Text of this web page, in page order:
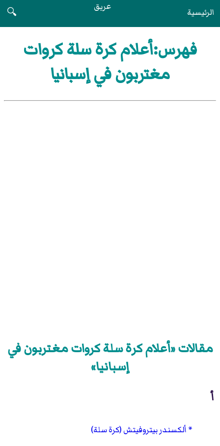
الرئيسية عريق
🔍
فهرس:أعلام كرة سلة كروات
مغتربون في إسبانيا
مقالات «أعلام كرة سلة كروات مغتربون في
إسبانيا»
أ
ألكسندر بيتروفيتش (كرة سلة)